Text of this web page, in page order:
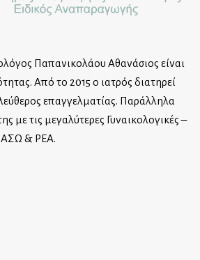
Παπανικολάου Αθανάσιος είναι
Από το 2015 ο ιατρός διατηρεί
επαγγελματίας. Παράλληλα
με τις μεγαλύτερες Γυναικολογικές –
ΙΑΣΩ & ΡΕΑ.